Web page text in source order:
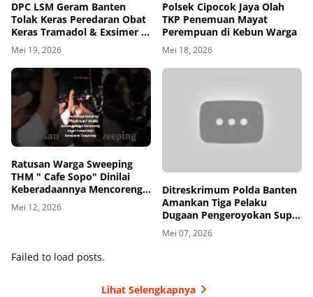
DPC LSM Geram Banten
Tolak Keras Peredaran Obat
Keras Tramadol & Exsimer di
Tangerang
Mei 19, 2026
Polsek Cipocok Jaya Olah
TKP Penemuan Mayat
Perempuan di Kebun Warga
Mei 18, 2026
Ratusan Warga Sweeping
THM " Cafe Sopo" Dinilai
Keberadaannya Mencoreng
Wajah Pemerintah
Kabupaten Tangerang
Mei 12, 2026
Ditreskrimum Polda Banten
Amankan Tiga Pelaku
Dugaan Pengeroyokan Supir
di Toll
Mei 07, 2026
Failed to load posts.
Lihat Selengkapnya